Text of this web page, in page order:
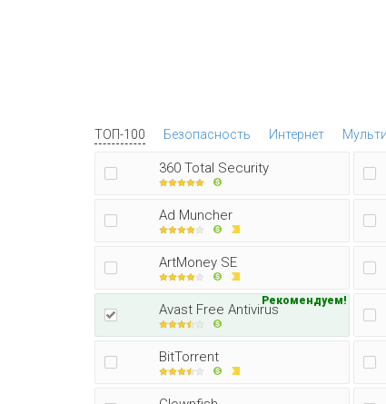
ТОП-100 Безопасность Интернет
360 Total Security
Ad Muncher
ArtMoney SE
Avast Free Antivirus
Рекомендуем!
BitTorrent